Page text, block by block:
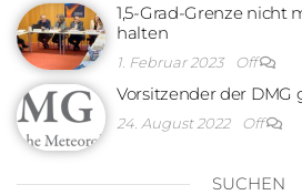
1,5-Grad-Grenze nicht
halten
1. Februar 2023 Off
Vorsitzender der DMG
24. August 2022 Off
SUCHEN